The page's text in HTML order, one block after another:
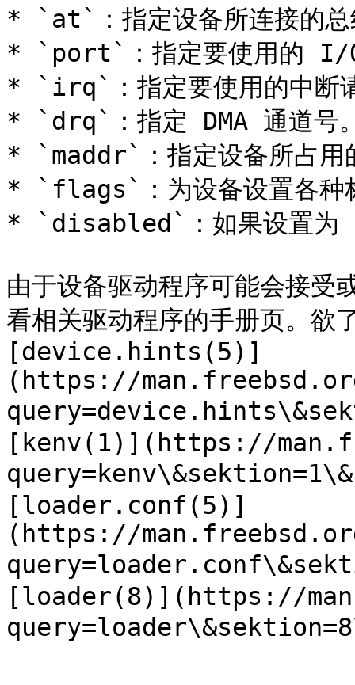
* `at`：指定设备所连接的总
* `port`：指定要使用的 I/
* `irq`：指定要使用的中断
* `drq`：指定 DMA 通道号
* `maddr`：指定设备所占用
* `flags`：为设备设置各种
* `disabled`：如果设置为
由于设备驱动程序可能会接受
看相关驱动程序的手册页。欲
[device.hints(5)]
(https://
[kenv(1)](https://
[loader.conf(5)]
(https://
[loader(8)](https://